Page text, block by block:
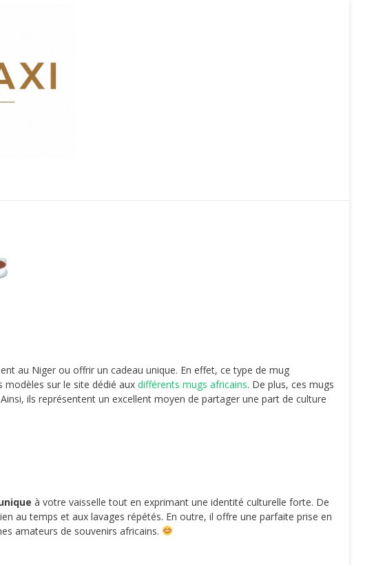
au Niger ou offrir un cadeau unique. En effet, ce type de mug
modèles sur le site dédié aux différents mugs africains. De plus, ces mugs
ils représentent un excellent moyen de partager une part de culture
à votre vaisselle tout en exprimant une identité culturelle forte. De
au temps et aux lavages répétés. En outre, il offre une parfaite prise en
amateurs de souvenirs africains.